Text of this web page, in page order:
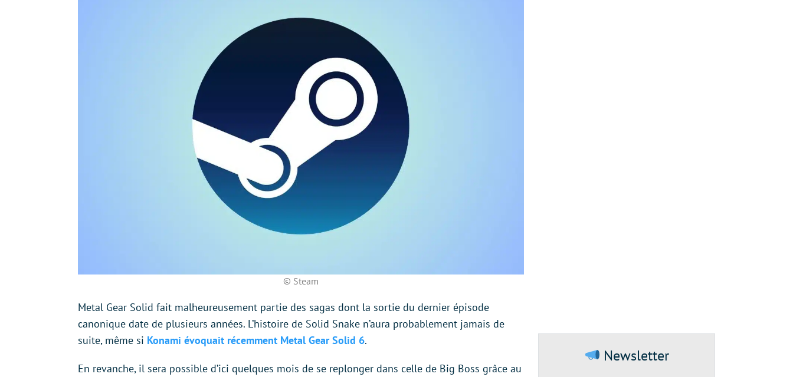
© Steam
Metal Gear Solid fait malheureusement partie des sagas dont la sortie du dernier épisode
canonique date de plusieurs années. L’histoire de Solid Snake n’aura probablement jamais de
suite, même si Konami évoquait récemment Metal Gear Solid 6.
En revanche, il sera possible d’ici quelques mois de se replonger dans celle de Big Boss grâce au
Newsletter